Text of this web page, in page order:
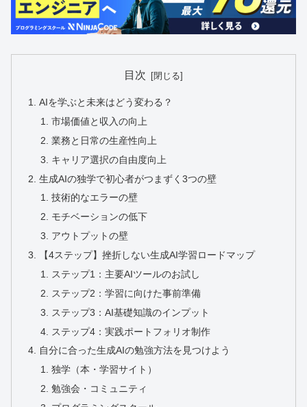
目次
AIを学ぶと未来はどう変わる？
市場価値と収入の向上
業務と日常の生産性向上
キャリア選択の自由度向上
生成AIの独学で初心者がつまずく3つの壁
技術的なエラーの壁
モチベーションの低下
アウトプットの壁
【4ステップ】挫折しない生成AI学習ロードマップ
ステップ1：主要AIツールのお試し
ステップ2：学習に向けた事前準備
ステップ3：AI基礎知識のインプット
ステップ4：実践ポートフォリオ制作
自分に合った生成AIの勉強方法を見つけよう
独学（本・学習サイト）
勉強会・コミュニティ